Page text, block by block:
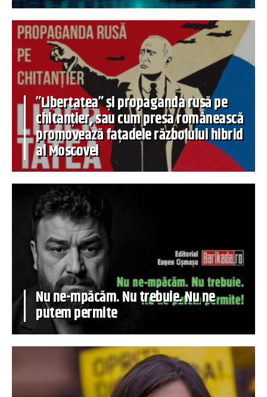
”Libertatea” și propaganda rusă pe
chitanțier, sau cum presa românească
promovează fațadele războiului hibrid
al Moscovei
Nu ne-mpăcăm. Nu trebuie. Nu ne
putem permite